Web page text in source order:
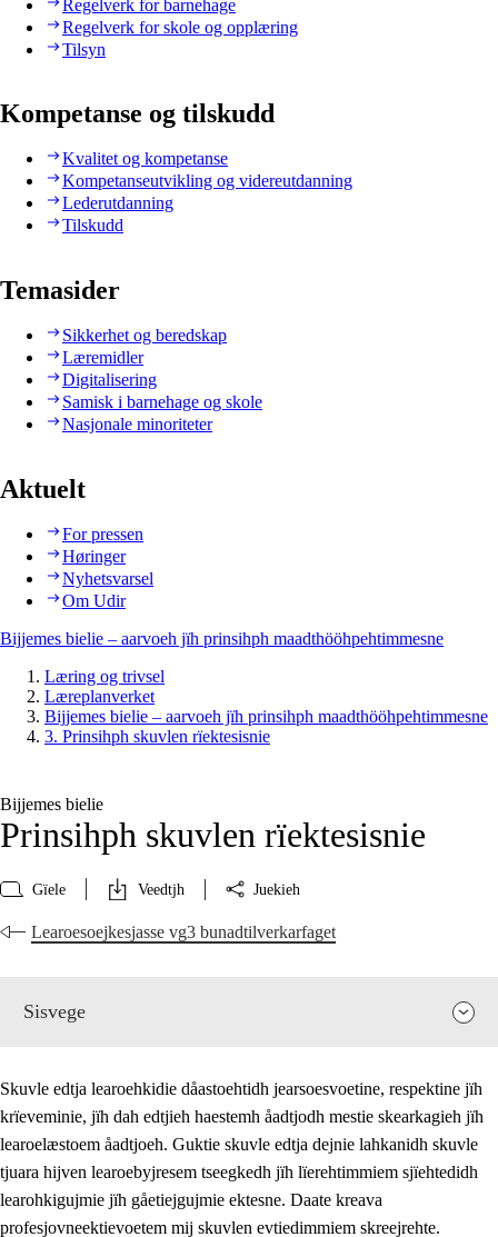
Regelverk for barnehage
Regelverk for skole og opplæring
Tilsyn
Kompetanse og tilskudd
Kvalitet og kompetanse
Kompetanseutvikling og videreutdanning
Lederutdanning
Tilskudd
Temasider
Sikkerhet og beredskap
Læremidler
Digitalisering
Samisk i barnehage og skole
Nasjonale minoriteter
Aktuelt
For pressen
Høringer
Nyhetsvarsel
Om Udir
Bijjemes bielie – aarvoeh jïh prinsihph maadthööhpehtimmesne
Læring og trivsel
Læreplanverket
Bijjemes bielie – aarvoeh jïh prinsihph maadthööhpehtimmesne
3. Prinsihph skuvlen rïektesisnie
Bijjemes bielie
Prinsihph skuvlen rïektesisnie
Gïele Veedtjh Juekieh
Learoesoejkesjasse vg3 bunadtilverkarfaget
Sisvege
Skuvle edtja learoehkidie dåastoehtidh jearsoesvoetine, respektine jïh
krïeveminie, jïh dah edtjieh haestemh åadtjodh mestie skearkagieh jïh
learoelæstoem åadtjoeh. Guktie skuvle edtja dejnie lahkanidh skuvle
tjuara hijven learoebyjresem tseegkedh jïh lïerehtimmiem sjïehtedidh
learohkigujmie jïh gåetiejgujmie ektesne. Daate kreava
profesjovneektievoetem mij skuvlen evtiedimmiem skreejrehte.